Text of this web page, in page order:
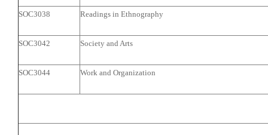
SOC3038 Readings in Ethnography
SOC3042 Society and Arts
SOC3044 Work and Organization